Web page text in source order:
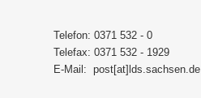
Te­le­fon: 0371 532 - 0
Te­le­fax: 0371 532 - 1929
E-​Mail: post[at]lds.sach­sen.de